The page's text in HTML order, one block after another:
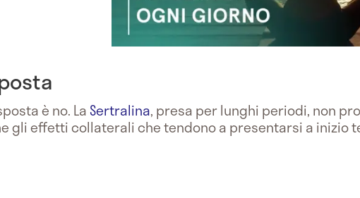
è no. La Sertralina, presa per lunghi periodi, non
gli effetti collaterali che tendono a presentarsi a inizio